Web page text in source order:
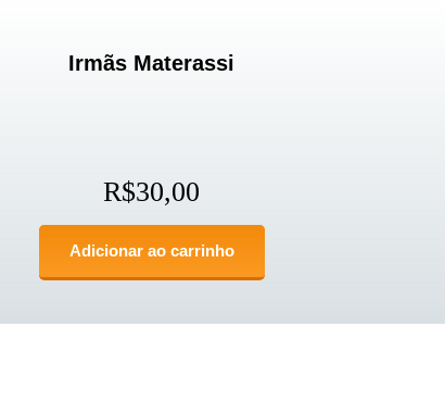
Irmãs Materassi
R$30,00
Adicionar ao carrinho